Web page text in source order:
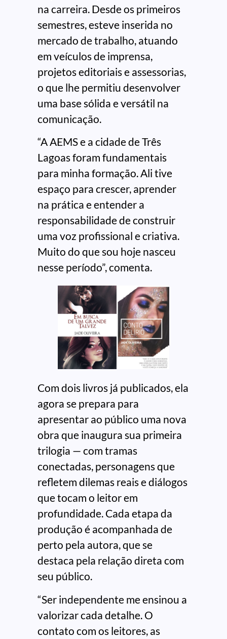
na carreira. Desde os primeiros
semestres, esteve inserida no
mercado de trabalho, atuando
em veículos de imprensa,
projetos editoriais e assessorias,
o que lhe permitiu desenvolver
uma base sólida e versátil na
comunicação.
“A AEMS e a cidade de Três
Lagoas foram fundamentais
para minha formação. Ali tive
espaço para crescer, aprender
na prática e entender a
responsabilidade de construir
uma voz profissional e criativa.
Muito do que sou hoje nasceu
nesse período”, comenta.
Com dois livros já publicados, ela
agora se prepara para
apresentar ao público uma nova
obra que inaugura sua primeira
trilogia — com tramas
conectadas, personagens que
refletem dilemas reais e diálogos
que tocam o leitor em
profundidade. Cada etapa da
produção é acompanhada de
perto pela autora, que se
destaca pela relação direta com
seu público.
“Ser independente me ensinou a
valorizar cada detalhe. O
contato com os leitores, as